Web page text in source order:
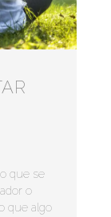
que se
o
que algo